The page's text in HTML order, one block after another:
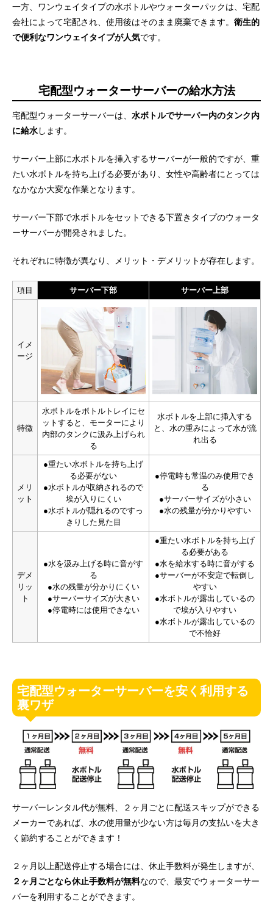
一方、ワンウェイタイプの水ボトルやウォーターパックは、宅配
会社によって宅配され、使用後はそのまま廃棄できます。 衛生的
で便利なワンウェイタイプが人気です。
宅配型ウォーターサーバーの給水方法
宅配型ウォーターサーバーは、 水ボトルでサーバー内のタンク内
に給水します。
サーバー上部に水ボトルを挿入するサーバーが一般的ですが、重
たい水ボトルを持ち上げる必要があり、女性や高齢者にとっては
なかなか大変な作業となります。
サーバー下部で水ボトルをセットできる下置きタイプのウォータ
ーサーバーが開発されました。
それぞれに特徴が異なり、メリット・デメリットが存在します。
項目 サーバー下部 サーバー上部
イメ
ージ
特徴
水ボトルをボトルトレイにセ
ットすると、モーターにより
内部のタンクに汲み上げられ
る
水ボトルを上部に挿入する
と、水の重みによって水が流
れ出る
メリ
ット
●重たい水ボトルを持ち上げ
る必要がない
●水ボトルが収納されるので
埃が入りにくい
●水ボトルが隠れるのですっ
きりした見た目
●停電時も常温のみ使用でき
る
●サーバーサイズが小さい
●水の残量が分かりやすい
デメ
リッ
ト
●水を汲み上げる時に音がす
る
●水の残量が分かりにくい
●サーバーサイズが大きい
●停電時には使用できない
●重たい水ボトルを持ち上げ
る必要がある
●水を給水する時に音がする
●サーバーが不安定で転倒し
やすい
●水ボトルが露出しているの
で埃が入りやすい
●水ボトルが露出しているの
で不恰好
宅配型ウォーターサーバーを安く利用する
裏ワザ
サーバーレンタル代が無料、２ヶ月ごとに配送スキップができる
メーカーであれば、水の使用量が少ない方は毎月の支払いを大き
く節約することができます！
２ヶ月以上配送停止する場合には、休止手数料が発生しますが、
２ヶ月ごとなら休止手数料が無料なので、最安でウォーターサー
バーを利用することができます。